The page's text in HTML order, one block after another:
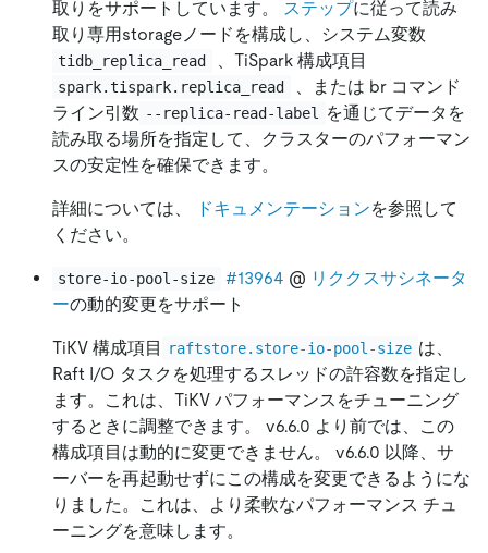
取りをサポートしています。 ステップに従って読み
取り専用storageノードを構成し、システム変数
tidb_replica_read 、TiSpark 構成項目
spark.tispark.replica_read
、または br コマンド
ライン引数 --replica-read-label
を通じてデータを
読み取る場所を指定して、クラスターのパフォーマン
スの安定性を確保できます。
詳細については、 ドキュメンテーションを参照して
ください。
store-io-pool-size #13964 @ リククスサシネータ
ーの動的変更をサポート
TiKV 構成項目 raftstore.store-io-pool-size は、
Raft I/O タスクを処理するスレッドの許容数を指定し
ます。これは、TiKV パフォーマンスをチューニング
するときに調整できます。 v6.6.0 より前では、この
構成項目は動的に変更できません。 v6.6.0 以降、サ
ーバーを再起動せずにこの構成を変更できるようにな
りました。これは、より柔軟なパフォーマンス チュ
ーニングを意味します。